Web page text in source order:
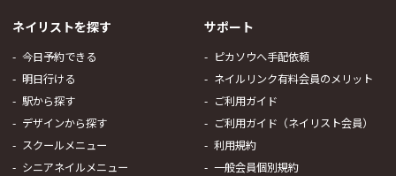
ネイリストを探す
今日予約できる
明日行ける
駅から探す
デザインから探す
スクールメニュー
シニアネイルメニュー
サポート
ピカソウへ手配依頼
ネイルリンク有料会員のメリット
ご利用ガイド
ご利用ガイド（ネイリスト会員）
利用規約
一般会員個別規約